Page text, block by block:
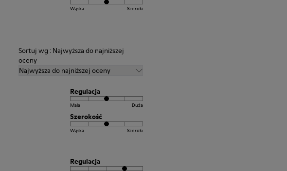
Wąska Szeroki
Sortuj wg : Najwyższa do najniższej
oceny
Najwyższa do najniższej oceny
Regulacja
Mala Duża
Szerokość
Wąska Szeroki
Regulacja